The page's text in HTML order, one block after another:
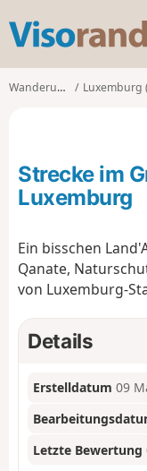
Wanderungen Luxemburg (Land)
Strecke im
Luxemburg
Ein bisschen
Qanate,
von Luxemburg-
Details
Erstelldatum 09
Letzte Bewertung